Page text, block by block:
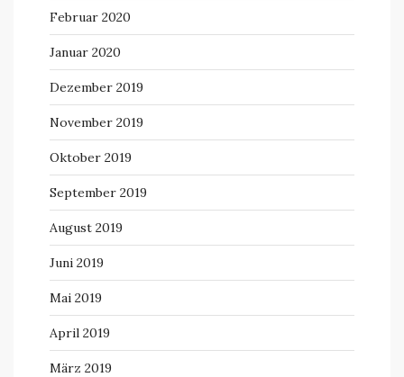
Februar 2020
Januar 2020
Dezember 2019
November 2019
Oktober 2019
September 2019
August 2019
Juni 2019
Mai 2019
April 2019
März 2019